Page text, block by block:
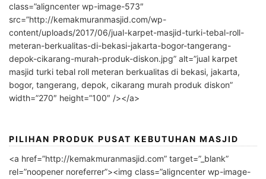
class=”aligncenter wp-image-573″
src=”http://kemakmuranmasjid.com/wp-
content/uploads/2017/06/jual-karpet-masjid-turki-tebal-roll-
meteran-berkualitas-di-bekasi-jakarta-bogor-tangerang-
depok-cikarang-murah-produk-diskon.jpg” alt=”jual karpet
masjid turki tebal roll meteran berkualitas di bekasi, jakarta,
bogor, tangerang, depok, cikarang murah produk diskon”
width=”270″ height=”100″ /></a>
PILIHAN PRODUK PUSAT KEBUTUHAN MASJID
<a href=”http://kemakmuranmasjid.com” target=”_blank”
rel=”noopener noreferrer”><img class=”aligncenter wp-image-